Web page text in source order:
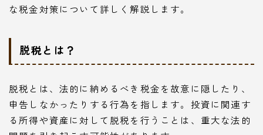
な税金対策について詳しく解説します。
脱税とは？
脱税とは、法的に納めるべき税金を故意に隠したり、
申告しなかったりする行為を指します。投資に関連す
る所得や資産に対して脱税を行うことは、重大な法的